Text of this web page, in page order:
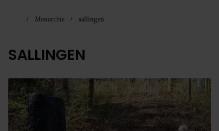
Monarchie sallingen
SALLINGEN